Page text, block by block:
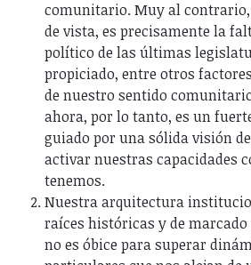
comunitario. Muy al
de vista, es precisamente la
político de las últimas
propiciado, entre otros
de nuestro sentido
ahora, por lo tanto, es un
guiado por una sólida visión
activar nuestras capacidades
tenemos.
Nuestra arquitectura
raíces históricas y de
no es óbice para superar